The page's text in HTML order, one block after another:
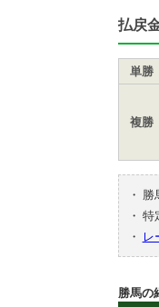
払戻
単勝
複勝
・
勝
・ 特
・
レ
勝馬の